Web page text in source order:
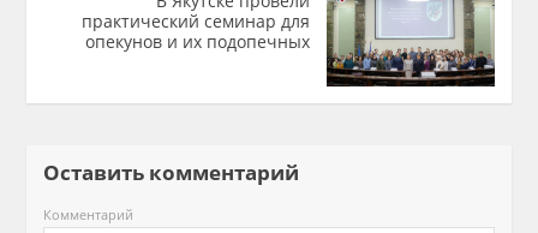
практический семинар для
опекунов и их подопечных
Оставить комментарий
Комментарий